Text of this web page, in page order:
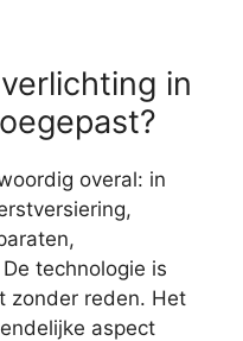
in
overal: in
technologie is
zonder reden. Het
aspect